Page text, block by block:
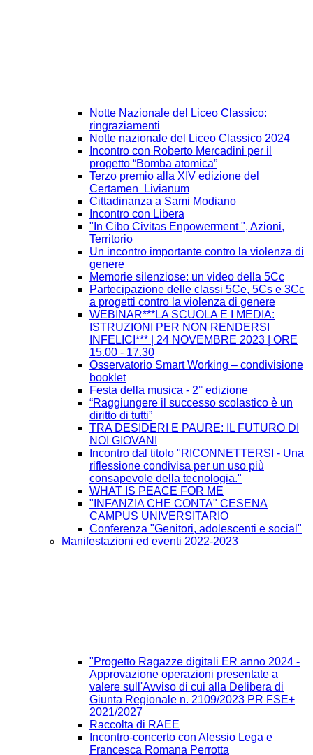
Notte Nazionale del Liceo Classico:
ringraziamenti
Notte nazionale del Liceo Classico 2024
Incontro con Roberto Mercadini per il
progetto “Bomba atomica”
Terzo premio alla XIV edizione del
Certamen Livianum
Cittadinanza a Sami Modiano
Incontro con Libera
"In Cibo Civitas Enpowerment ", Azioni,
Territorio
Un incontro importante contro la violenza di
genere
Memorie silenziose: un video della 5Cc
Partecipazione delle classi 5Ce, 5Cs e 3Cc
a progetti contro la violenza di genere
WEBINAR***LA SCUOLA E I MEDIA:
ISTRUZIONI PER NON RENDERSI
INFELICI*** | 24 NOVEMBRE 2023 | ORE
15.00 - 17.30
Osservatorio Smart Working – condivisione
booklet
Festa della musica - 2° edizione
“Raggiungere il successo scolastico è un
diritto di tutti”
TRA DESIDERI E PAURE: IL FUTURO DI
NOI GIOVANI
Incontro dal titolo "RICONNETTERSI - Una
riflessione condivisa per un uso più
consapevole della tecnologia."
WHAT IS PEACE FOR ME
"INFANZIA CHE CONTA" CESENA
CAMPUS UNIVERSITARIO
Conferenza "Genitori, adolescenti e social"
Manifestazioni ed eventi 2022-2023
"Progetto Ragazze digitali ER anno 2024 -
Approvazione operazioni presentate a
valere sull'Avviso di cui alla Delibera di
Giunta Regionale n. 2109/2023 PR FSE+
2021/2027
Raccolta di RAEE
Incontro-concerto con Alessio Lega e
Francesca Romana Perrotta